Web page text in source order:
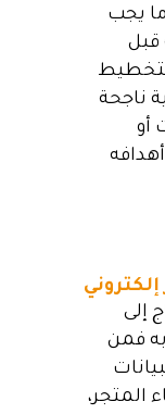
يجب
قبل
ناجحة
أو
إلى
فمن
المتجر،